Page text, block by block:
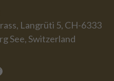
Langrüti 5, CH-6333
See, Switzerland